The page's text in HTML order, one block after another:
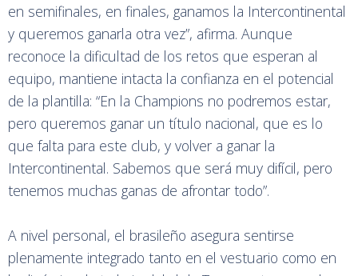
en semifinales, en finales, ganamos la Intercontinental
y queremos ganarla otra vez”, afirma. Aunque
reconoce la dificultad de los retos que esperan al
equipo, mantiene intacta la confianza en el potencial
de la plantilla: “En la Champions no podremos estar,
pero queremos ganar un título nacional, que es lo
que falta para este club, y volver a ganar la
Intercontinental. Sabemos que será muy difícil, pero
tenemos muchas ganas de afrontar todo”.
A nivel personal, el brasileño asegura sentirse
plenamente integrado tanto en el vestuario como en